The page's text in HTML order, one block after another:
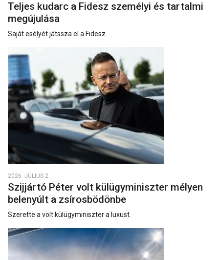
Teljes kudarc a Fidesz személyi és tartalmi
megújulása
Saját esélyét játssza el a Fidesz.
2026. JÚLIUS 2.
Szijjártó Péter volt külügyminiszter mélyen
belenyúlt a zsírosbödönbe
Szerette a volt külügyminiszter a luxust.